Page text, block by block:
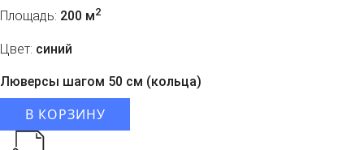
Площадь: 200 м2
Цвет: синий
Люверсы шагом 50 см (кольца)
В КОРЗИНУ